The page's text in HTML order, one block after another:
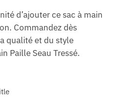
d’ajouter ce sac à main
Commandez dès
qualité et du style
Paille Seau Tressé.